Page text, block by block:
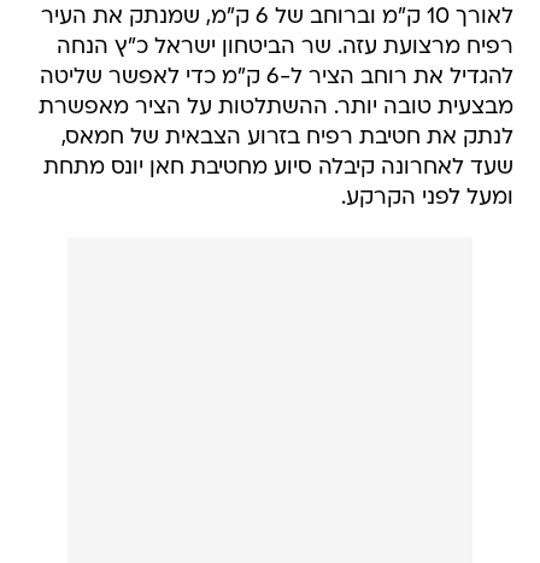
לאורך 10 ק"מ וברוחב של 6 ק"מ, שמנתק את העיר
רפיח מרצועת עזה. שר הביטחון ישראל כ"ץ הנחה
להגדיל את רוחב הציר ל-6 ק"מ כדי לאפשר שליטה
מבצעית טובה יותר. ההשתלטות על הציר מאפשרת
לנתק את חטיבת רפיח בזרוע הצבאית של חמאס,
שעד לאחרונה קיבלה סיוע מחטיבת חאן יונס מתחת
ומעל לפני הקרקע.